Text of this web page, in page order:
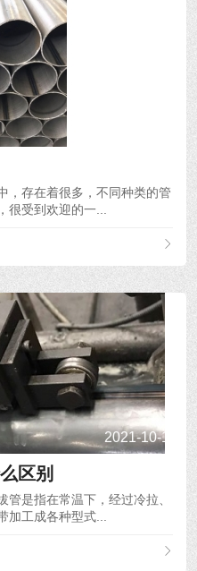
，存在着很多，不同种类的管
很受到欢迎的一...
2021-10-15
区别
是指在常温下，经过冷拉、
加工成各种型式...